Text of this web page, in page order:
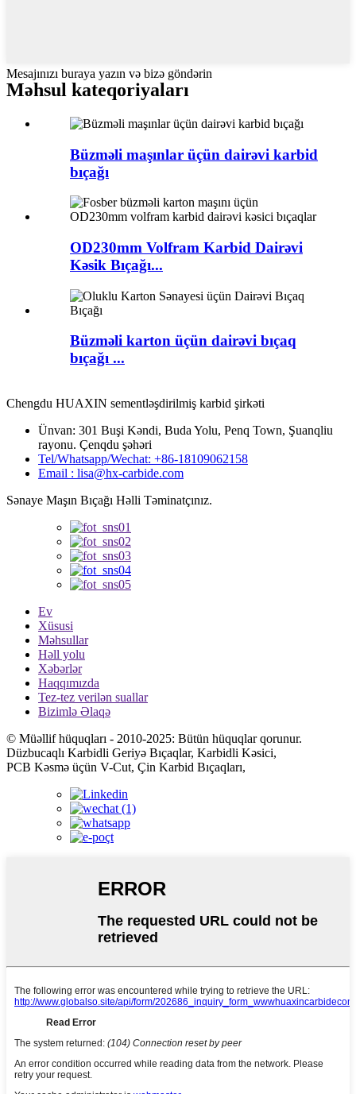
Mesajınızı buraya yazın və bizə göndərin
Məhsul kateqoriyaları
Büzməli maşınlar üçün dairəvi karbid
bıçağı
OD230mm Volfram Karbid Dairəvi
Kəsik Bıçağı...
Büzməli karton üçün dairəvi bıçaq
bıçağı ...
Chengdu HUAXIN sementləşdirilmiş karbid şirkəti
Ünvan: 301 Buşi Kəndi, Buda Yolu, Penq Town, Şuanqliu
rayonu. Çenqdu şəhəri
Tel/Whatsapp/Wechat: +86-18109062158
Email : lisa@hx-carbide.com
Sənaye Maşın Bıçağı Həlli Təminatçınız.
Ev
Xüsusi
Məhsullar
Həll yolu
Xəbərlər
Haqqımızda
Tez-tez verilən suallar
Bizimlə Əlaqə
© Müəllif hüquqları - 2010-2025: Bütün hüquqlar qorunur.
Düzbucaqlı Karbidli Geriyə Bıçaqlar, Karbidli Kəsici,
PCB Kəsmə üçün V-Cut, Çin Karbid Bıçaqları,